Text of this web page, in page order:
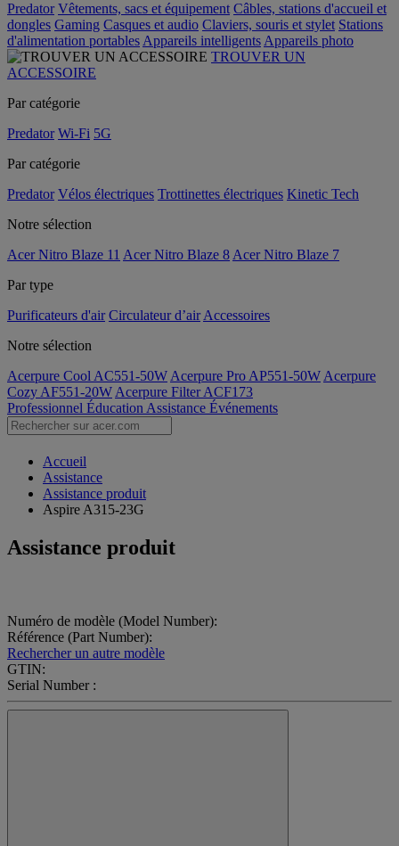
Predator Vêtements, sacs et équipement Câbles, stations d'accueil et
dongles Gaming Casques et audio Claviers, souris et stylet Stations
d'alimentation portables Appareils intelligents Appareils photo
TROUVER UN
ACCESSOIRE
Par catégorie
Predator Wi-Fi 5G
Par catégorie
Predator Vélos électriques Trottinettes électriques Kinetic Tech
Notre sélection
Acer Nitro Blaze 11 Acer Nitro Blaze 8 Acer Nitro Blaze 7
Par type
Purificateurs d'air Circulateur d’air Accessoires
Notre sélection
Acerpure Cool AC551-50W Acerpure Pro AP551-50W Acerpure
Cozy AF551-20W Acerpure Filter ACF173
Professionnel Éducation Assistance Événements
Accueil
Assistance
Assistance produit
Aspire A315-23G
Assistance produit
Numéro de modèle (Model Number):
Référence (Part Number):
Rechercher un autre modèle
GTIN:
Serial Number :